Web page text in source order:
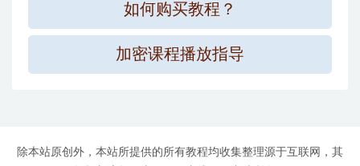
如何购买教程？
加密课程播放指导
除本站原创外，本站所提供的所有教程均收集整理源于互联网，其